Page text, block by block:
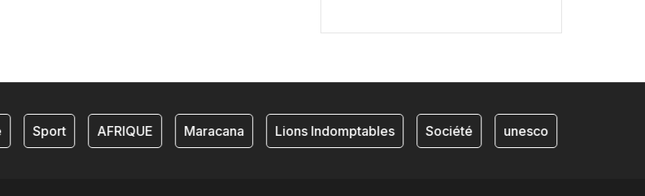
Sport AFRIQUE Maracana Lions Indomptables Société unesco